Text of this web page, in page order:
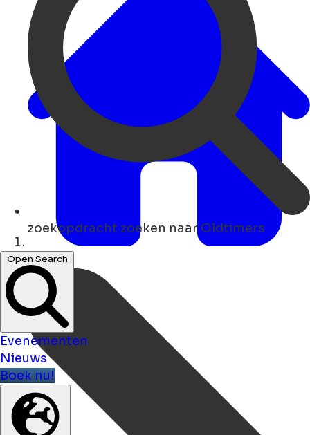
zoekopdracht zoeken naar Oldtimers
Open Search
Evenementen
Nieuws
Boek nu!
Thuis